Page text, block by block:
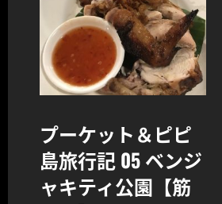
プーケット＆ピピ
島旅行記 05 ベンジ
ャキティ公園【筋